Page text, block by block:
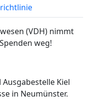
(VDH) nimmt
weg!
Kiel
in Neumünster.